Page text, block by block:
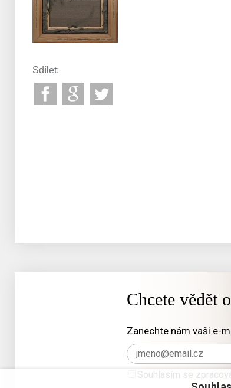
Sdílet:
Chcete vědět
Zanechte nám vaši e-
Souhlasím se